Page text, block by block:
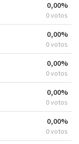
0,00%
0 votos
0,00%
0 votos
0,00%
0 votos
0,00%
0 votos
0,00%
0 votos